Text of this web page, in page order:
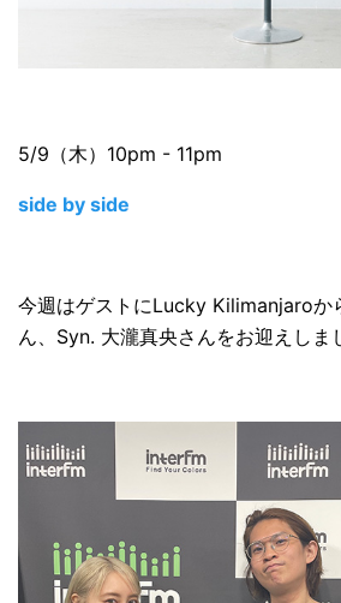
5/9（木）10pm - 11pm
side by side
今週はゲストにLucky Kilimanjaroか
ん、Syn. 大瀧真央さんをお迎えしま